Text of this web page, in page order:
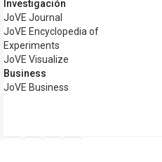
Investigación
JoVE Journal
JoVE Encyclopedia of
Experiments
JoVE Visualize
Business
JoVE Business